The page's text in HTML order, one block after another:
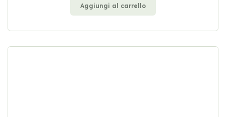
Aggiungi al carrello